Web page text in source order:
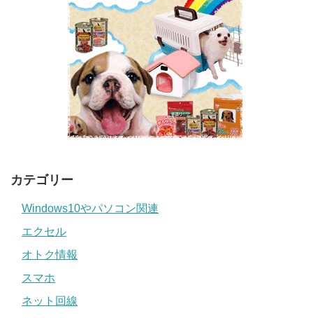
カテゴリー
Windows10やパソコン関連
エクセル
オトク情報
スマホ
ネット回線